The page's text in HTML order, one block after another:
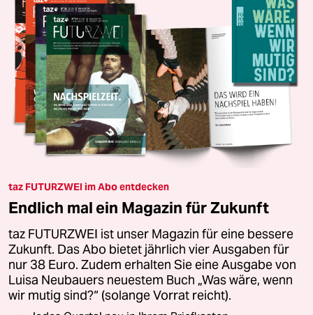
taz FUTURZWEI im Abo entdecken
Endlich mal ein Magazin für Zukunft
taz FUTURZWEI ist unser Magazin für eine bessere
Zukunft. Das Abo bietet jährlich vier Ausgaben für
nur 38 Euro. Zudem erhalten Sie eine Ausgabe von
Luisa Neubauers neuestem Buch „Was wäre, wenn
wir mutig sind?“ (solange Vorrat reicht).